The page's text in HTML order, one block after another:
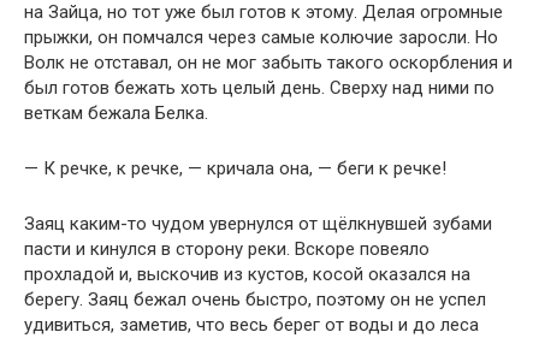
на Зайца, но тот уже был готов к этому. Делая огромные
прыжки, он помчался через самые колючие заросли. Но
Волк не отставал, он не мог забыть такого оскорбления и
был готов бежать хоть целый день. Сверху над ними по
веткам бежала Белка.
— К речке, к речке, — кричала она, — беги к речке!
Заяц каким-то чудом увернулся от щёлкнувшей зубами
пасти и кинулся в сторону реки. Вскоре повеяло
прохладой и, выскочив из кустов, косой оказался на
берегу. Заяц бежал очень быстро, поэтому он не успел
удивиться, заметив, что весь берег от воды и до леса